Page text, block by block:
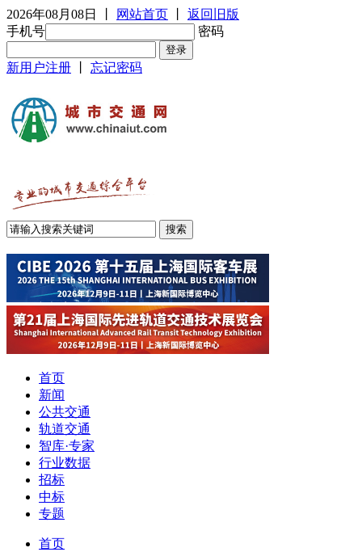
2026年08月08日 网站首页
返回旧版
手机号
密码
新用户注册 忘记密码
首页
新闻
公共交通
轨道交通
智库·专家
行业数据
招标
中标
专题
首页